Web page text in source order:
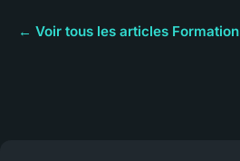
← Voir tous les articles Formation